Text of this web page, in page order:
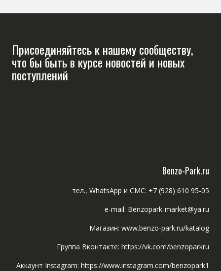
Присоединяйтесь к нашему сообществу,
что бы быть в курсе новостей и новых
поступлений
Benzo-Park.ru
тел., WhatsApp и СМС: +7 (928) 610 95-05
e-mail: Benzopark-market@ya.ru
Магазин: www.benzo-park.ru/katalog
Группа Вконтакте: https://vk.com/benzoparkru
Аккаунт Instagram: https://www.instagram.com/benzopark1